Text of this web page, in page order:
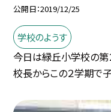
公開日 2019/12/25
学校のようす
今日は緑丘小学校の第
校長からこの２学期で